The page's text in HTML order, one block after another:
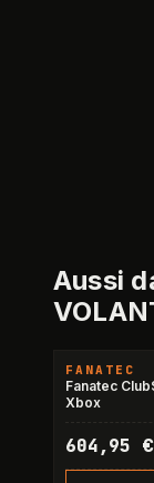
Aussi
RUPTURE
FANATEC
Fanatec
Xbox
604,95 €